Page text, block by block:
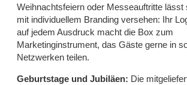
Weihnachtsfeiern oder Messeauftritte lässt
mit individuellem Branding versehen: Ihr
auf jedem Ausdruck macht die Box zum
Marketinginstrument, das Gäste gerne in
Netzwerken teilen.
Geburtstage und Jubiläen: Die